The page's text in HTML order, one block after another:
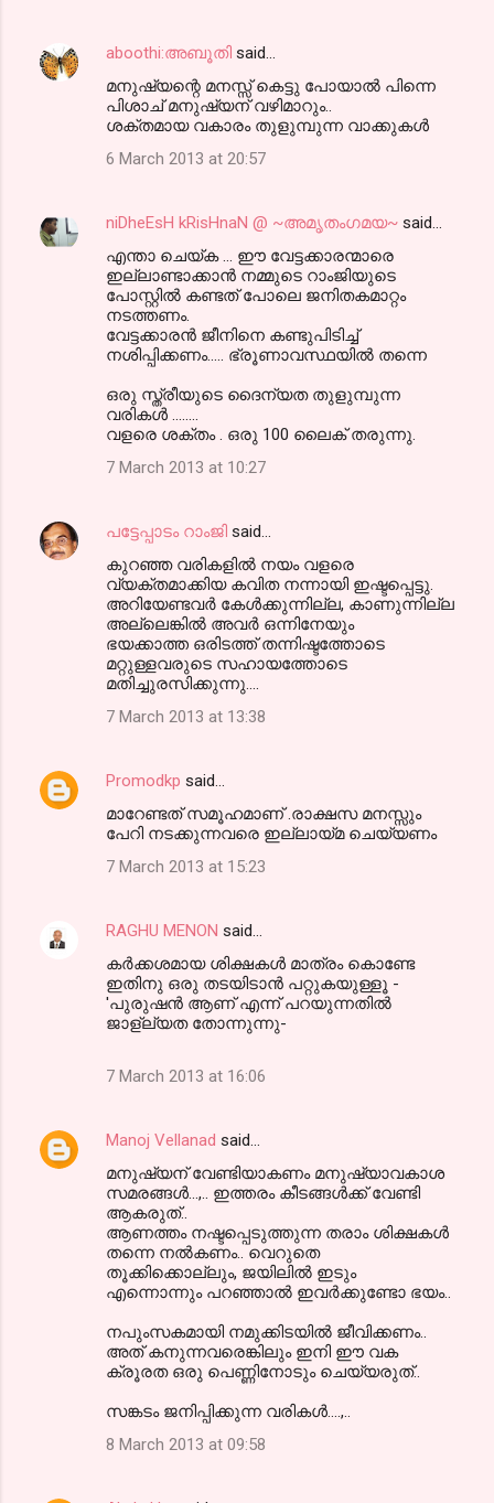
aboothi:അബൂതി said…
മനുഷ്യന്റെ മനസ്സ് കെട്ടു പോയാല്‍ പിന്നെ
പിശാച് മനുഷ്യന് വഴിമാറും..
ശക്തമായ വകാരം തുളുമ്പുന്ന വാക്കുകള്‍
6 March 2013 at 20:57
niDheEsH kRisHnaN @ ~അമൃതംഗമയ~ said…
എന്താ ചെയ്ക ... ഈ വേട്ടക്കാരന്മാരെ
ഇല്ലാണ്ടാക്കാന്‍ നമ്മുടെ റാംജിയുടെ
പോസ്റ്റില്‍ കണ്ടത് പോലെ ജനിതകമാറ്റം
നടത്തണം.
വേട്ടക്കാരന്‍ ജീനിനെ കണ്ടുപിടിച്ച്
നശിപ്പിക്കണം..... ഭ്രൂണാവസ്ഥയില്‍ തന്നെ
ഒരു സ്ത്രീയുടെ ദൈന്യത തുളുമ്പുന്ന
വരികള്‍ ........
വളരെ ശക്തം . ഒരു 100 ലൈക്‌ തരുന്നു.
7 March 2013 at 10:27
പട്ടേപ്പാടം റാംജി said…
കുറഞ്ഞ വരികളില്‍ നയം വളരെ
വ്യക്തമാക്കിയ കവിത നന്നായി ഇഷ്ടപ്പെട്ടു.
അറിയേണ്ടവര്‍ കേള്‍ക്കുന്നില്ല, കാണുന്നില്ല
അല്ലെങ്കില്‍ അവര്‍ ഒന്നിനേയും
ഭയക്കാത്ത ഒരിടത്ത് തന്നിഷ്ടത്തോടെ
മറ്റുള്ളവരുടെ സഹായത്തോടെ
മതിച്ചുരസിക്കുന്നു....
7 March 2013 at 13:38
Promodkp said…
മാറേണ്ടത് സമൂഹമാണ് .രാക്ഷസ മനസ്സും
പേറി നടക്കുന്നവരെ ഇല്ലായ്മ ചെയ്യണം
7 March 2013 at 15:23
RAGHU MENON said…
കര്‍ക്കശമായ ശിക്ഷകള്‍ മാത്രം കൊണ്ടേ
ഇതിനു ഒരു തടയിടാന്‍ പറ്റുകയുള്ളൂ -
'പുരുഷന്‍ ആണ് എന്ന് പറയുന്നതില്‍
ജാള്ല്യത തോന്നുന്നു-
7 March 2013 at 16:06
Manoj Vellanad said…
മനുഷ്യന് വേണ്ടിയാകണം മനുഷ്യാവകാശ
സമരങ്ങള്‍...,.. ഇത്തരം കീടങ്ങള്‍ക്ക് വേണ്ടി
ആകരുത്..
ആണത്തം നഷ്ടപ്പെടുത്തുന്ന തരാം ശിക്ഷകള്‍
തന്നെ നല്‍കണം.. വെറുതെ
തൂക്കിക്കൊല്ലും, ജയിലില്‍ ഇടും
എന്നൊന്നും പറഞ്ഞാല്‍ ഇവര്‍ക്കുണ്ടോ ഭയം..
നപുംസകമായി നമുക്കിടയില്‍ ജീവിക്കണം..
അത് കനുന്നവരെങ്കിലും ഇനി ഈ വക
ക്രൂരത ഒരു പെണ്ണിനോടും ചെയ്യരുത്..
സങ്കടം ജനിപ്പിക്കുന്ന വരികള്‍....,..
8 March 2013 at 09:58